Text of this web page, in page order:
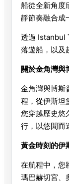
船從全新角度
靜節奏融合成
透過 Istanbul
落遊船，以及
關於金角灣與
金角灣與博斯
程，從伊斯坦
您穿越歷史悠
行，以悠閒而
黃金時刻的伊
在航程中，您
瑪巴赫切宮、